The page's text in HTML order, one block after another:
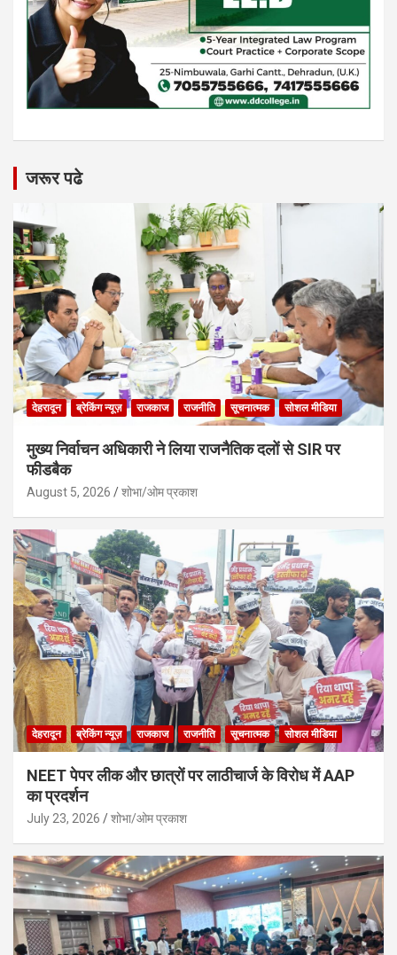
जरूर पढे
देहरादून ब्रेकिंग न्यूज़ राजकाज राजनीति सूचनात्मक सोशल मीडिया
मुख्य निर्वाचन अधिकारी ने लिया राजनैतिक दलों से SIR पर
फीडबैक
August 5, 2026 शोभा/ओम प्रकाश
देहरादून ब्रेकिंग न्यूज़ राजकाज राजनीति सूचनात्मक सोशल मीडिया
NEET पेपर लीक और छात्रों पर लाठीचार्ज के विरोध में AAP
का प्रदर्शन
July 23, 2026 शोभा/ओम प्रकाश